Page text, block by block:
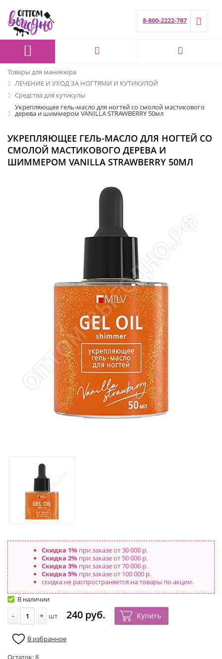
8-800-2222-787
Товары для маникюра
ЛЕЧЕНИЕ И УХОД ЗА НОГТЯМИ И КУТИКУЛОЙ
Средства для кутикулы
Укрепляющее гель-масло для ногтей со смолой мастикового
дерева и шиммером VANILLA STRAWBERRY 50мл
УКРЕПЛЯЮЩЕЕ ГЕЛЬ-МАСЛО ДЛЯ НОГТЕЙ СО
СМОЛОЙ МАСТИКОВОГО ДЕРЕВА И
ШИММЕРОМ VANILLA STRAWBERRY 50МЛ
Скидка 1%при заказе от 30 000 р.
Скидка 2%при заказе от 50 000 р.
Скидка 3%при заказе от 70 000 р.
Скидка 5%при заказе от 100 000 р.
скидка не распространяется на товары по акции.
В наличии
- + шт 240 руб. Купить
В избранное
Остаток:8